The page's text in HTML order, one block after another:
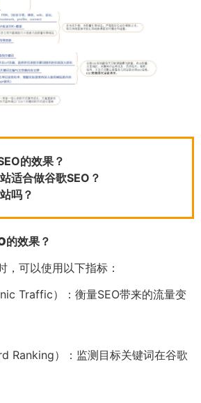
的效果？
适合做谷歌SEO？
吗？
的效果？
，可以使用以下指标：
Traffic）：衡量SEO带来的流量变
Ranking）：监测目标关键词在谷歌